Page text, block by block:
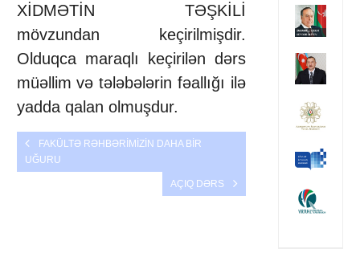
XİDMƏTİN TƏŞKİLİ
mövzundan keçirilmişdir.
Olduqca maraqlı keçirilən dərs
müəllim və tələbələrin fəallığı ilə
yadda qalan olmuşdur.
FAKÜLTƏ RƏHBƏRİMİZİN DAHA BİR
UĞURU
AÇIQ DƏRS